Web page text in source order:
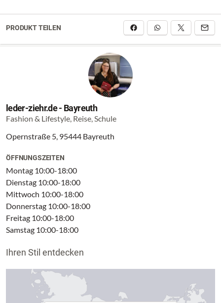
PRODUKT TEILEN
leder-ziehr.de - Bayreuth
Fashion & Lifestyle, Reise, Schule
Opernstraße 5, 95444 Bayreuth
ÖFFNUNGSZEITEN
Montag 10:00-18:00
Dienstag 10:00-18:00
Mittwoch 10:00-18:00
Donnerstag 10:00-18:00
Freitag 10:00-18:00
Samstag 10:00-18:00
Ihren Stil entdecken